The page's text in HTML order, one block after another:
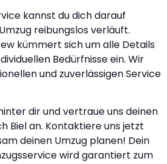
kannst du dich darauf
reibungslos verläuft.
kümmert sich um alle Details
Bedürfnisse ein. Wir
und zuverlässigen Service
dir und vertraue uns deinen
Biel an. Kontaktiere uns jetzt
deinen Umzug planen! Dein
wird garantiert zum